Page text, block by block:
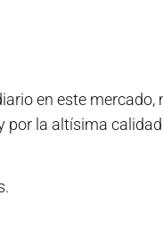
en este
por la altísima